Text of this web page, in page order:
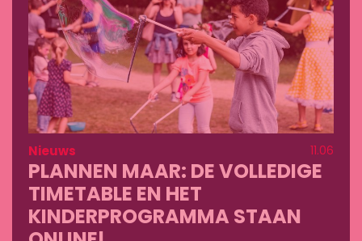
Nieuws 11.06
PLANNEN MAAR: DE VOLLEDIGE
TIMETABLE EN HET
KINDERPROGRAMMA STAAN